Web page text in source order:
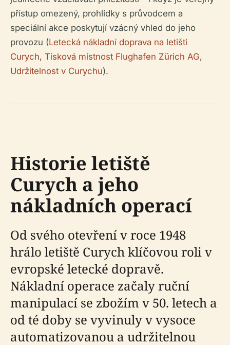
přístup omezený, prohlídky s průvodcem a
speciální akce poskytují vzácný vhled do jeho
provozu (Letecká nákladní doprava na letišti
Curych, Tisková místnost Flughafen Zürich AG,
Udržitelnost v Curychu).
Historie letiště
Curych a jeho
nákladních operací
Od svého otevření v roce 1948
hrálo letiště Curych klíčovou roli v
evropské letecké dopravě.
Nákladní operace začaly ruční
manipulací se zbožím v 50. letech a
od té doby se vyvinuly v vysoce
automatizovanou a udržitelnou